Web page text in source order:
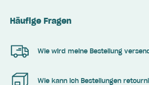
Häufige Fragen
Wie wird meine Bestellung
Wie kann ich Bestellungen